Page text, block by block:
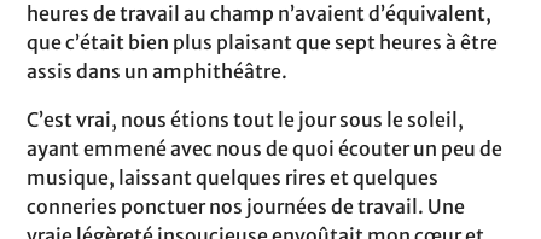
heures de travail au champ n’avaient d’équivalent,
que c’était bien plus plaisant que sept heures à être
assis dans un amphithéâtre.
C’est vrai, nous étions tout le jour sous le soleil,
ayant emmené avec nous de quoi écouter un peu de
musique, laissant quelques rires et quelques
conneries ponctuer nos journées de travail. Une